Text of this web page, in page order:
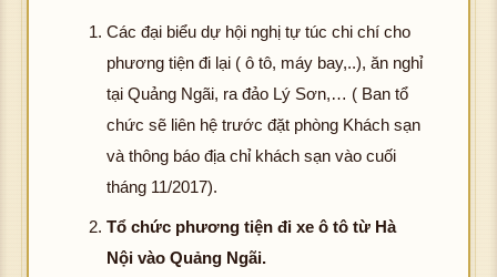
Các đại biểu dự hội nghị tự túc chi chí cho
phương tiện đi lại ( ô tô, máy bay,..), ăn nghỉ
tại Quảng Ngãi, ra đảo Lý Sơn,… ( Ban tổ
chức sẽ liên hệ trước đặt phòng Khách sạn
và thông báo địa chỉ khách sạn vào cuối
tháng 11/2017).
Tổ chức phương tiện đi xe ô tô từ Hà
Nội vào Quảng Ngãi.